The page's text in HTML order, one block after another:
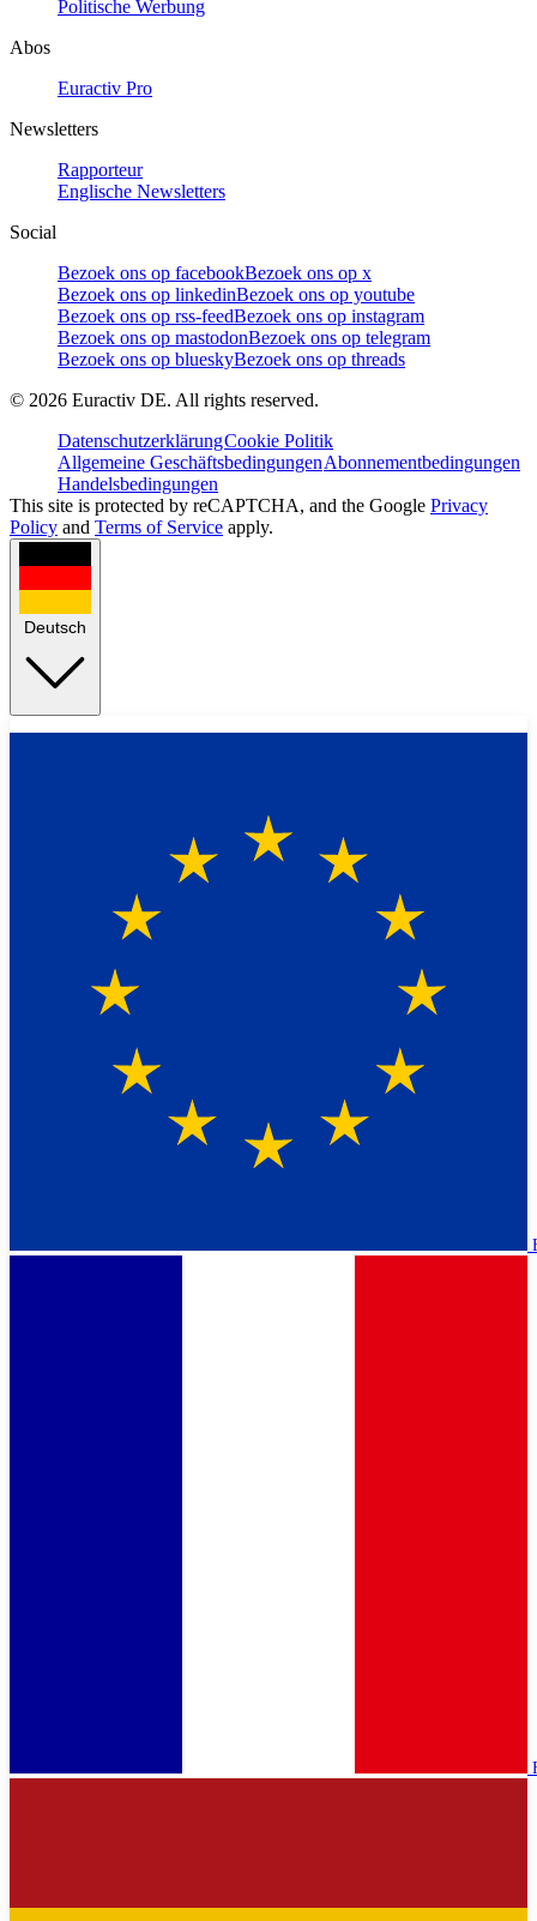
Politische Werbung
Abos
Euractiv Pro
Newsletters
Rapporteur
Englische Newsletters
Social
Bezoek ons op facebookBezoek ons op x
Bezoek ons op linkedinBezoek ons op youtube
Bezoek ons op rss-feedBezoek ons op instagram
Bezoek ons op mastodonBezoek ons op telegram
Bezoek ons op blueskyBezoek ons op threads
© 2026 Euractiv DE. All rights reserved.
DatenschutzerklärungCookie Politik
Allgemeine GeschäftsbedingungenAbonnementbedingungen
Handelsbedingungen
This site is protected by reCAPTCHA, and the Google Privacy
Policy and Terms of Service apply.
Deutsch